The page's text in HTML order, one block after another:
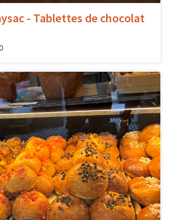
- Tablettes de chocolat